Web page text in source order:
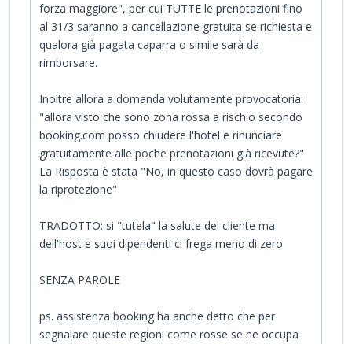
forza maggiore", per cui TUTTE le prenotazioni fino
al 31/3 saranno a cancellazione gratuita se richiesta e
qualora già pagata caparra o simile sarà da
rimborsare.
Inoltre allora a domanda volutamente provocatoria:
"allora visto che sono zona rossa a rischio secondo
booking.com posso chiudere l'hotel e rinunciare
gratuitamente alle poche prenotazioni già ricevute?"
La Risposta è stata "No, in questo caso dovrà pagare
la riprotezione"
TRADOTTO: si "tutela" la salute del cliente ma
dell'host e suoi dipendenti ci frega meno di zero
SENZA PAROLE
ps. assistenza booking ha anche detto che per
segnalare queste regioni come rosse se ne occupa